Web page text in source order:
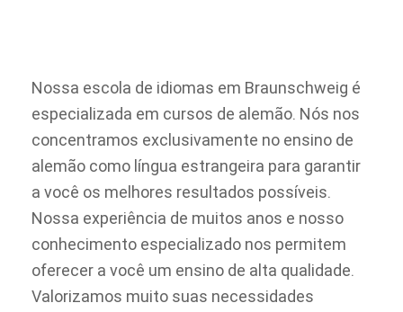
Nossa escola de idiomas em Braunschweig é
especializada em cursos de alemão. Nós nos
concentramos exclusivamente no ensino de
alemão como língua estrangeira para garantir
a você os melhores resultados possíveis.
Nossa experiência de muitos anos e nosso
conhecimento especializado nos permitem
oferecer a você um ensino de alta qualidade.
Valorizamos muito suas necessidades